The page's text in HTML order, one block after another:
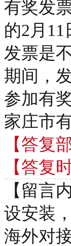
有奖发
的2月
发票是
期间，
参加有
家庄市
【答复
【答复
【留言
设安装
海外对